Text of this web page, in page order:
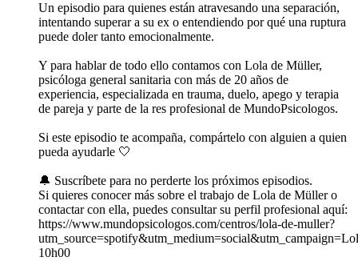
Un episodio para quienes están atravesando una separación,
intentando superar a su ex o entendiendo por qué una ruptura
puede doler tanto emocionalmente.
Y para hablar de todo ello contamos con Lola de Müller,
psicóloga general sanitaria con más de 20 años de
experiencia, especializada en trauma, duelo, apego y terapia
de pareja y parte de la res profesional de MundoPsicologos.
Si este episodio te acompaña, compártelo con alguien a quien
pueda ayudarle 🤍
🔔 Suscríbete para no perderte los próximos episodios.
Si quieres conocer más sobre el trabajo de Lola de Müller o
contactar con ella, puedes consultar su perfil profesional aquí:
https://www.mundopsicologos.com/centros/lola-de-muller?
10h00